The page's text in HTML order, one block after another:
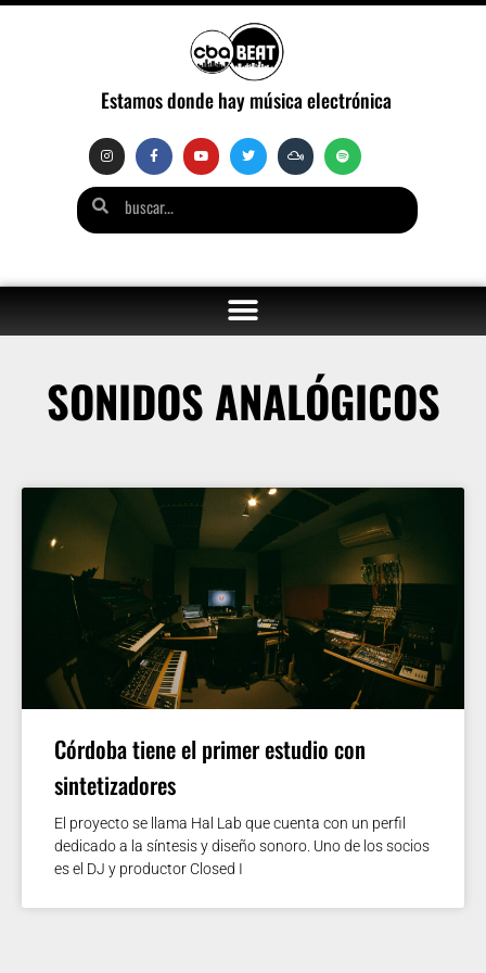
Estamos donde hay música electrónica
SONIDOS ANALÓGICOS
Córdoba tiene el primer estudio con
sintetizadores
El proyecto se llama Hal Lab que cuenta con un perfil
dedicado a la síntesis y diseño sonoro. Uno de los socios
es el DJ y productor Closed I